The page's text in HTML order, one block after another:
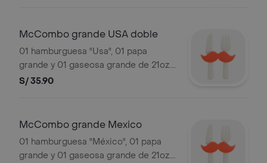
referenciales.
McCombo grande USA doble
01 hamburguesa "Usa", 01 papa
grande y 01 gaseosa grande de 21oz.
Sujeto a stock de local. Las gaseosas
referenciales.
S/ 35.90
McCombo grande Mexico
01 hamburguesa "México", 01 papa
grande y 01 gaseosa grande de 21oz.